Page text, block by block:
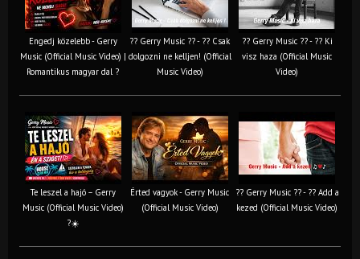
Engedj közelebb - Gerry
Music (Official Music Video) |
Romantikus magyar dal ?
?? Gerry Music ?? - ?? Csak
dolgozni ne kelljen! (Official
Music Video)
?? Gerry Music ?? - ?? Ki
visz haza (Official Music
Video)
Te leszel a hajó – Gerry
Music (Official Music Video)
?☀️
Érted vagyok - Gerry Music
(Official Music Video)
?? Gerry Music ?? - ?? Add a
kezed (Official Music Video)